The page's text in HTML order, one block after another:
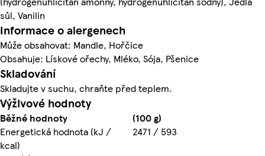
sůl, Vanilin
Informace o alergenech
Může obsahovat: Mandle, Hořčice
Obsahuje: Lískové ořechy, Mléko, Sója, Pšenice
Skladování
Skladujte v suchu, chraňte před teplem.
Výživové hodnoty
Běžné hodnoty
(100 g)
Energetická hodnota (kJ /
kcal)
2471 / 593